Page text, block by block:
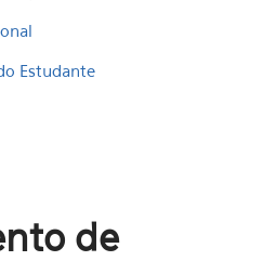
Estudante
de